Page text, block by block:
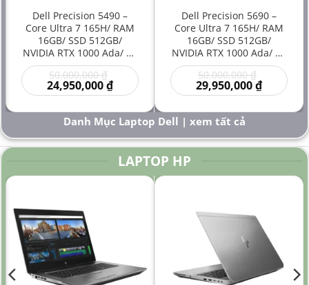
Dell Precision 5490 –
Core Ultra 7 165H/ RAM
16GB/ SSD 512GB/
NVIDIA RTX 1000 Ada/ 14
inch – Laptop
Workstation Đồ Họa Siêu
Gọn Hiệu Năng Cao Giá
50,000,000₫
gốc
là:
50,000,000 ₫.
24,950,000₫Giá
hiện
là:
24,950,000 ₫.
Dell Precision 5690 –
Core Ultra 7 165H/ RAM
16GB/ SSD 512GB/
NVIDIA RTX 1000 Ada/ 16
inch – Laptop
Workstation Cao Cấp Đồ
Họa Kỹ Thuật Sáng Tạo
50,000,000₫
gốc
là:
29,950,000₫Giá
hiện
là:
₫.
Danh Mục Laptop Dell | xem tất cả
LAPTOP HP